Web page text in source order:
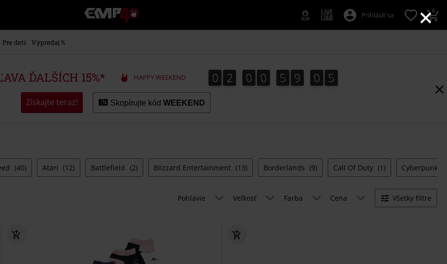
×
EMP
-
Hudba,
Merch
hráčov,
Alternatívna
Prihlásiť sa 0
Pre deti Výpredaj %
ĎALŠÍCH 15%* HAPPY WEEKEND 0
0 2
2 0
0 0
0 5
5 9
9 0
0 3
4
3
5
4
Získajte teraz! Skopírujte kód WEEKEND
(40) Atari (12) Battlefield (2) Blizzard Entertainment (13) Borderlands (9) Call Of Duty (1) Cyberpunk
Pohlavie Veľkosť Farba Cena Všetky filtre